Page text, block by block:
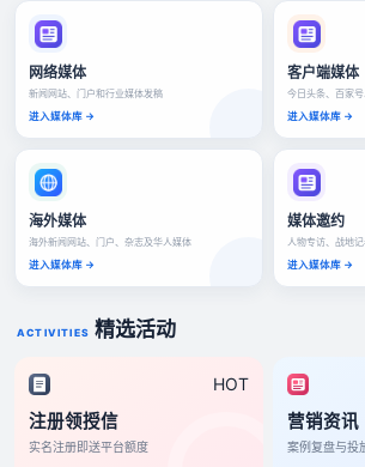
网络媒体
新闻网站、门户和行业媒体发稿
进入媒体库 →
客户端媒体
今日头条、百家
进入媒体库 →
海外媒体
海外新闻网站、门户、杂志及华人媒体
进入媒体库 →
媒体邀约
人物专访、战地
进入媒体库 →
ACTIVITIES 精选活动
HOT
注册领授信
实名注册即送平台额度
营销资讯
案例复盘与投